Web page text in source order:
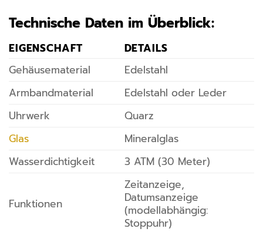
Technische Daten im Überblick:
EIGENSCHAFT
DETAILS
Gehäusematerial
Edelstahl
Armbandmaterial
Edelstahl oder Leder
Uhrwerk
Quarz
Glas
Mineralglas
Wasserdichtigkeit
3 ATM (30 Meter)
Funktionen
Zeitanzeige,
Datumsanzeige
(modellabhängig:
Stoppuhr)